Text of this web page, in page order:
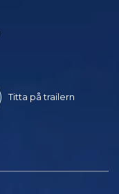
Titta på trailern